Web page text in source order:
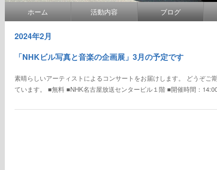
ホーム 活動内容 ブログ
2024年2月
「NHKビル写真と音楽の企画展」3月の予定です
素晴らしいアーティストによるコンサートをお届けします。 どうぞご
ています。 ■無料 ■NHK名古屋放送センタービル１階 ■開催時間：